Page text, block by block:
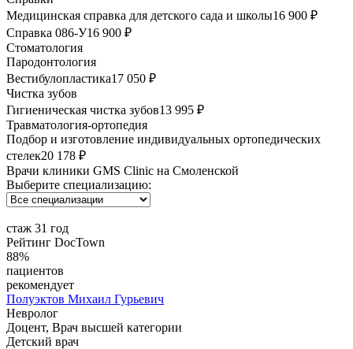
Медицинская справка для детского сада и школы16 900 ₽
Справка 086-У16 900 ₽
Стоматология
Пародонтология
Вестибулопластика17 050 ₽
Чистка зубов
Гигиеническая чистка зубов13 995 ₽
Травматология-ортопедия
Подбор и изготовление индивидуальных ортопедических
стелек20 178 ₽
Врачи клиники GMS Clinic на Смоленской
Выберите специализацию:
стаж 31 год
Рейтинг DocTown
88%
пациентов
рекомендует
Полуэктов Михаил Гурьевич
Невролог
Доцент, Врач высшей категории
Детский врач